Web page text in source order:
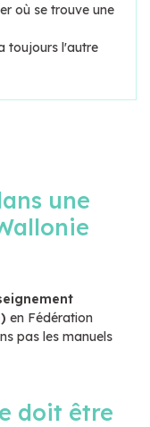
où se trouve une
toujours l'autre
une
en Fédération
pas les manuels
doit être